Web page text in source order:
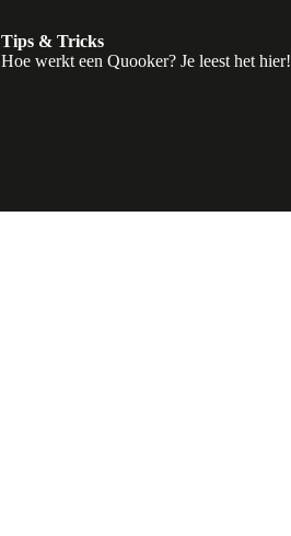
Tips & Tricks
Hoe werkt een Quooker? Je leest het hier!